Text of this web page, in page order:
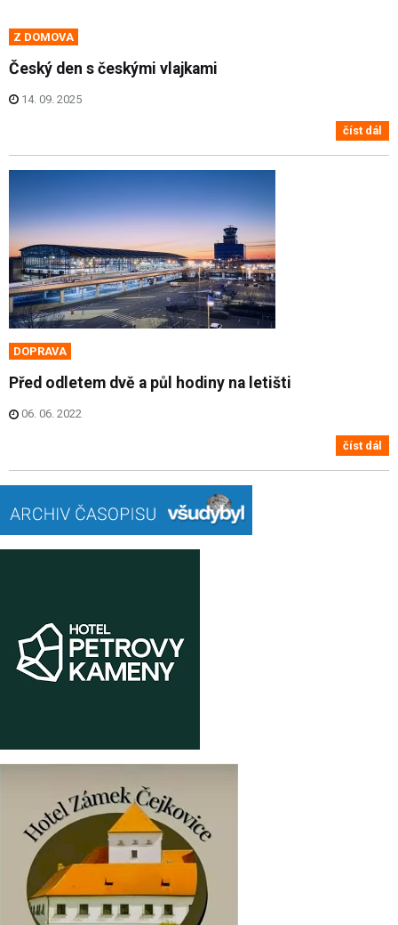
Z DOMOVA
Český den s českými vlajkami
14. 09. 2025
číst dál
DOPRAVA
Před odletem dvě a půl hodiny na letišti
06. 06. 2022
číst dál